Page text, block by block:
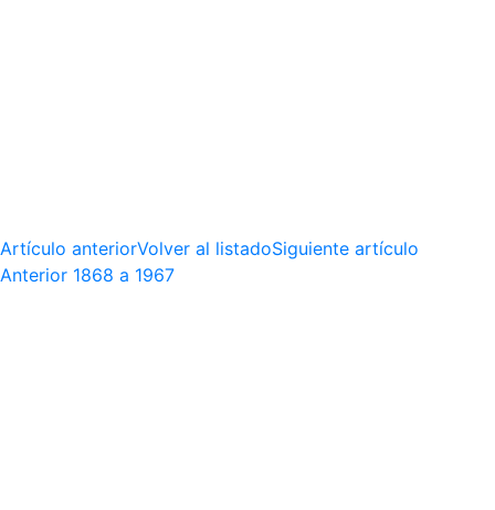
Artículo anteriorVolver al listadoSiguiente artículo
Anterior 1868 a 1967